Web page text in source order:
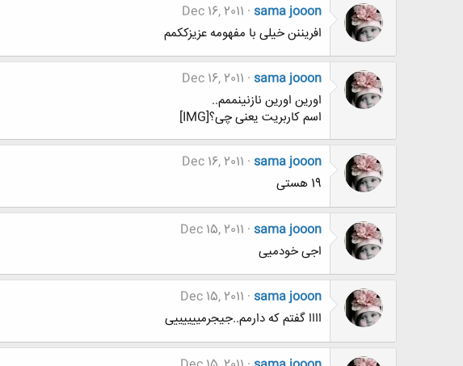
sama jooon
Dec 16, 2011
افریننن خیلی با مفهومه عزیزککمم
sama jooon
Dec 16, 2011
اورین اورین نازنینممم..
اسم کاربریت یعنی چی؟[IMG]
sama jooon
Dec 16, 2011
19 هستی
sama jooon
Dec 15, 2011
اجی خودمیی
sama jooon
Dec 15, 2011
اااا گفتم که دارمم..جیجرمییییییی